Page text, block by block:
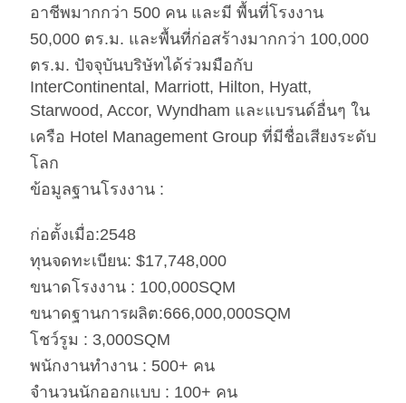
เอสเอส
สแตนเลส #201 #304 #316 ขัดเงาหรือ
ผิวกระจก ไร้รอยนิ้วมือ
หินอ่อน Natural Engineered ระบุโดยลูกค้า
อาชีพมากกว่า 500 คน และมี พื้นที่โรงงาน
50,000 ตร.ม. และพื้นที่ก่อสร้างมากกว่า 100,000
ตร.ม. ปัจจุบันบริษัทได้ร่วมมือกับ
InterContinental, Marriott, Hilton, Hyatt,
Starwood, Accor, Wyndham และแบรนด์อื่นๆ ใน
เครือ Hotel Management Group ที่มีชื่อเสียงระดับ
โลก
ข้อมูลฐานโรงงาน :
ก่อตั้งเมื่อ:2548
ทุนจดทะเบียน: $17,748,000
ขนาดโรงงาน : 100,000SQM
ขนาดฐานการผลิต:666,000,000SQM
โชว์รูม : 3,000SQM
พนักงานทำงาน : 500+ คน
จำนวนนักออกแบบ : 100+ คน